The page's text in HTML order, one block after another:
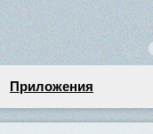
Приложения